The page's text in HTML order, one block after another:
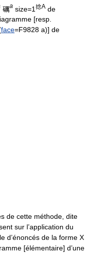
礪a size=1 捻A de
[resp.
face=F9828 a)] de
de cette méthode, dite
sur l’application du
d’énoncés de la forme X
[élémentaire] d’une